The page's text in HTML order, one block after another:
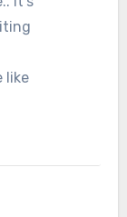
like